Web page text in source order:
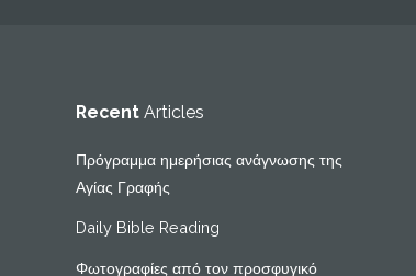
Recent Articles
Πρόγραμμα ημερήσιας ανάγνωσης της
Αγίας Γραφής
Daily Bible Reading
Φωτογραφίες από τον προσφυγικό